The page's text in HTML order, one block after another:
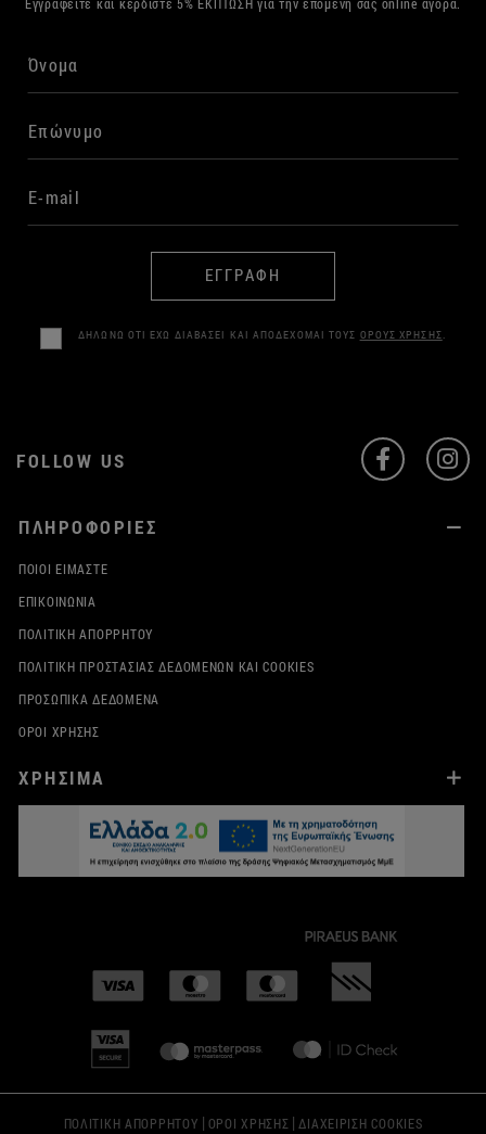
ΕΓΓΡΑΦΗ
ΔΗΛΩΝΩ ΟΤΙ ΕΧΩ ΔΙΑΒΑΣΕΙ ΚΑΙ ΑΠΟΔΕΧΟΜΑΙ ΤΟΥΣ ΟΡΟΥΣ ΧΡΗΣΗΣ.
FOLLOW US
ΠΛΗΡΟΦΟΡΙΕΣ
ΠΟΙΟΙ ΕΊΜΑΣΤΕ
ΕΠΙΚΟΙΝΩΝΊΑ
ΠΟΛΙΤΙΚΉ ΑΠΟΡΡΉΤΟΥ
ΠΟΛΙΤΙΚΉ ΠΡΟΣΤΑΣΊΑΣ ΔΕΔΟΜΈΝΩΝ ΚΑΙ COOKIES
ΠΡΟΣΩΠΙΚΆ ΔΕΔΟΜΈΝΑ
ΌΡΟΙ ΧΡΉΣΗΣ
ΧΡΗΣΙΜΑ
ΠΟΛΙΤΙΚΗ ΑΠΟΡΡΗΤΟΥ | ΟΡΟΙ ΧΡΗΣΗΣ |ΔΙΑΧΕΙΡΙΣΗ COOKIES